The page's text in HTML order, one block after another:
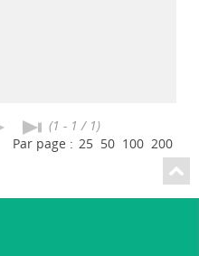
(1 - 1 / 1)
Par page : 25 50 100 200